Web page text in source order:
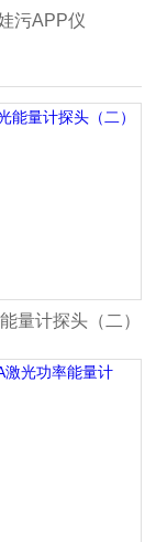
污APP仪
量计探头（二）